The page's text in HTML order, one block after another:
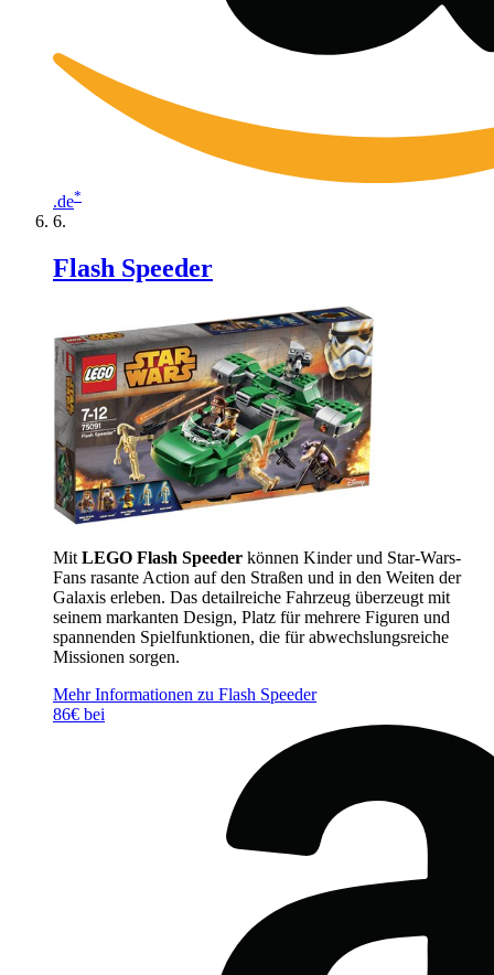
.de*
Flash Speeder
Mit LEGO Flash Speeder können Kinder und Star-Wars-
Fans rasante Action auf den Straßen und in den Weiten der
Galaxis erleben. Das detailreiche Fahrzeug überzeugt mit
seinem markanten Design, Platz für mehrere Figuren und
spannenden Spielfunktionen, die für abwechslungsreiche
Missionen sorgen.
Mehr Informationen zu Flash Speeder
86€ bei